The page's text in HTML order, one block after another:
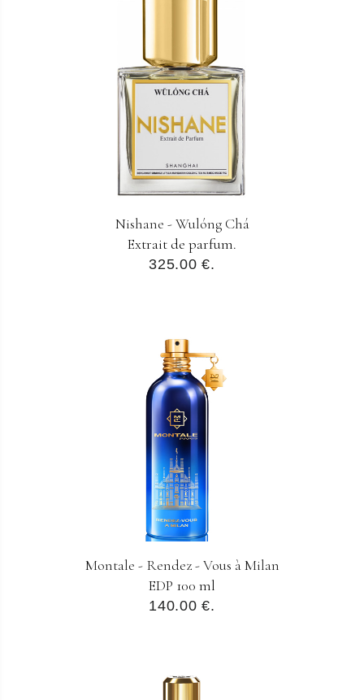
Nishane - Wulóng Chá
Extrait de parfum.
325.00 €.
Montale - Rendez - Vous à Milan
EDP 100 ml
140.00 €.